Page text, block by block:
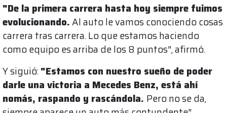
"De la primera carrera hasta hoy siempre fuimos
evolucionando.Al auto le vamos conociendo cosas
carrera tras carrera. Lo que estamos haciendo
como equipo es arriba de los 8 puntos", afirmó.
Y siguió:"Estamos con nuestro sueño de poder
darle una victoria a Mecedes Benz, está ahí
nomás, raspando y rascándola. Pero no se da,